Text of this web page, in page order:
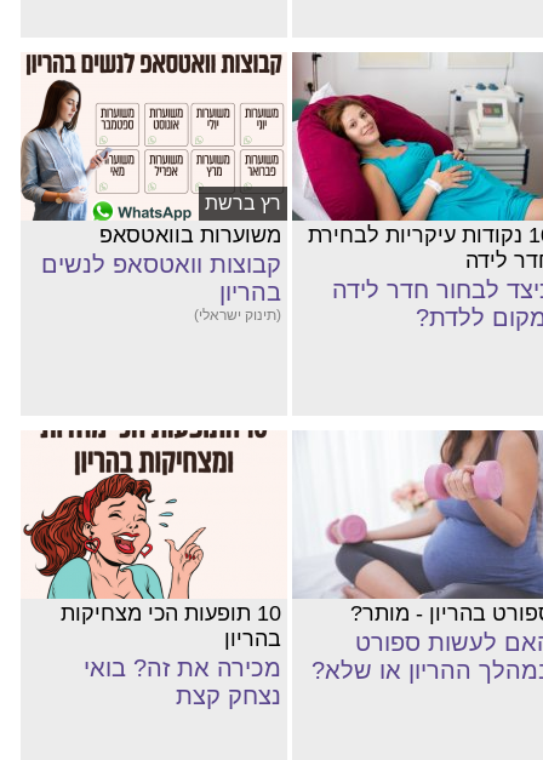
10 נקודות עיקריות לבחירת
לידה
לבחור חדר לידה
ללדת?
רץ ברשת
משוערות בוואטסאפ
קבוצות וואטסאפ לנשים
בהריון
(תינוק ישראלי)
בהריון - מותר?
לעשות ספורט
ההריון או שלא?
10 תופעות הכי מצחיקות
בהריון
מכירה את זה? בואי
נצחק קצת